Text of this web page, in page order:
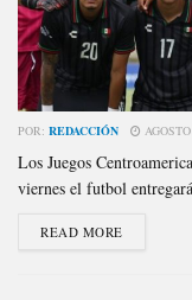
POR: REDACCIÓN
Los Juegos
viernes el futbol
READ MORE